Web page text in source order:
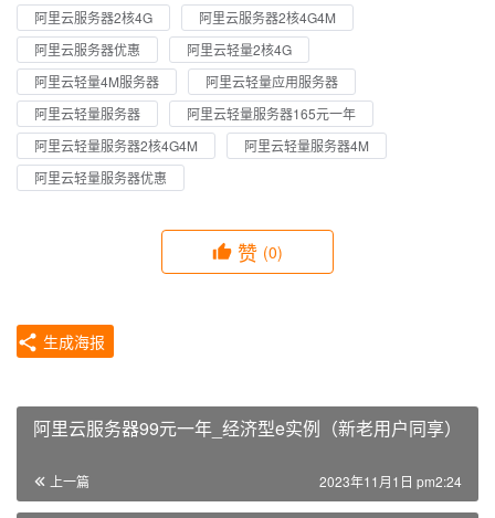
阿里云服务器2核4G
阿里云服务器2核4G4M
阿里云服务器优惠
阿里云轻量2核4G
阿里云轻量4M服务器
阿里云轻量应用服务器
阿里云轻量服务器
阿里云轻量服务器165元一年
阿里云轻量服务器2核4G4M
阿里云轻量服务器4M
阿里云轻量服务器优惠
赞 (0)
生成海报
阿里云服务器99元一年_经济型e实例（新老用户同享）
上一篇 2023年11月1日 pm2:24